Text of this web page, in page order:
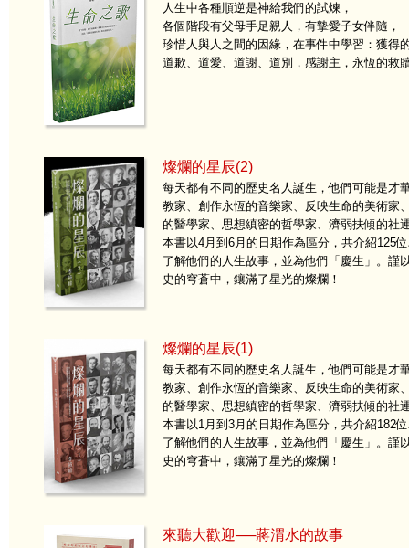
人生中各種順逆是神給我們的試煉，
各個階段有父母手足親人，有摯愛子女伴隨，
珍惜人與人之間的因緣，在事件中學習：獲得
道歉、道愛、道謝、道別，感謝主，永恆的救
燦爛的星辰(2)
每天都有不同的歷史名人誕生，他們可能是才
教家、創作永恆的音樂家、反映生命的美術家
的醫學家、思想縝密的哲學家、濟弱扶傾的社
本書以4月到6月的日期作為區分，共介紹125
了解他們的人生故事，並為他們「慶生」。謹
史的穹蒼中，鑲滿了星光的燦爛！
燦爛的星辰(1)
每天都有不同的歷史名人誕生，他們可能是才
教家、創作永恆的音樂家、反映生命的美術家
的醫學家、思想縝密的哲學家、濟弱扶傾的社
本書以1月到3月的日期作為區分，共介紹182
了解他們的人生故事，並為他們「慶生」。謹
史的穹蒼中，鑲滿了星光的燦爛！
來聽大歡迎──蔣渭水的故事